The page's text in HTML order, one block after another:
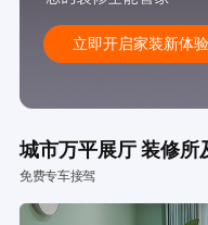
立即开启家装新体验
城市万平展厅 装修所
免费专车接驾